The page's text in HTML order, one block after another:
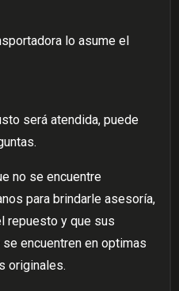
lo asume el
será atendida, puede
no se encuentre
para brindarle asesoría,
repuesto y que sus
encuentren en optimas
originales.